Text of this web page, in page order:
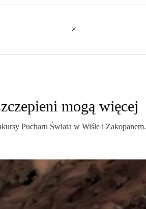
mogą więcej
Pucharu Świata w Wiśle i Zakopanem.